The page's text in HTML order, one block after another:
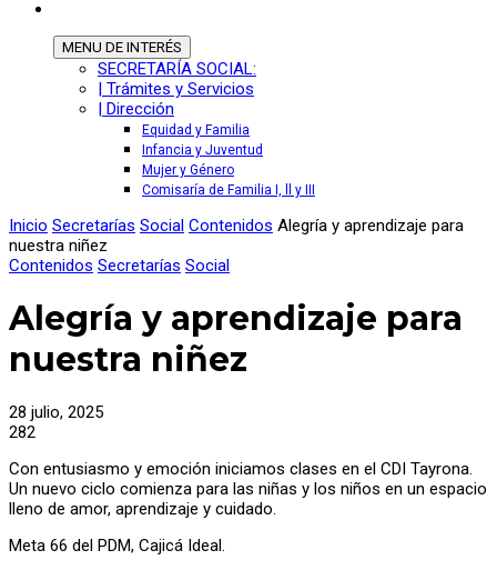
MENU DE INTERÉS
SECRETARÍA SOCIAL:
| Trámites y Servicios
| Dirección
Equidad y Familia
Infancia y Juventud
Mujer y Género
Comisaría de Familia I, ll y III
Inicio Secretarías Social Contenidos Alegría y aprendizaje para
nuestra niñez
Contenidos Secretarías Social
Alegría y aprendizaje para
nuestra niñez
28 julio, 2025
282
Con entusiasmo y emoción iniciamos clases en el CDI Tayrona.
Un nuevo ciclo comienza para las niñas y los niños en un espacio
lleno de amor, aprendizaje y cuidado.
Meta 66 del PDM, Cajicá Ideal.